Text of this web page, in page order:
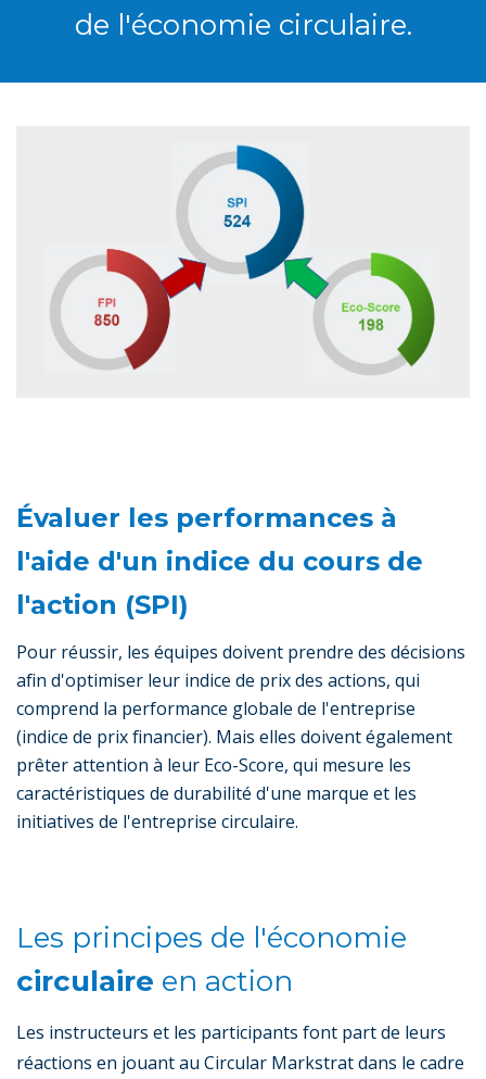
de l'économie circulaire.
Évaluer les performances à
l'aide d'un indice du cours de
l'action (SPI)
Pour réussir, les équipes doivent prendre des décisions
afin d'optimiser leur indice de prix des actions, qui
comprend la performance globale de l'entreprise
(indice de prix financier). Mais elles doivent également
prêter attention à leur Eco-Score, qui mesure les
caractéristiques de durabilité d'une marque et les
initiatives de l'entreprise circulaire.
Les principes de l'économie
circulaire en action
Les instructeurs et les participants font part de leurs
réactions en jouant au Circular Markstrat dans le cadre